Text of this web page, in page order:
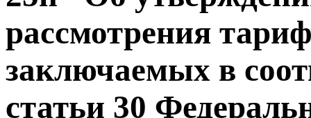
рассмотрения
заключаемых в
статьи 30